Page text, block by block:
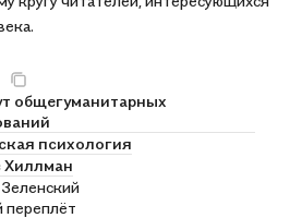
общегуманитарных
психология
переплёт